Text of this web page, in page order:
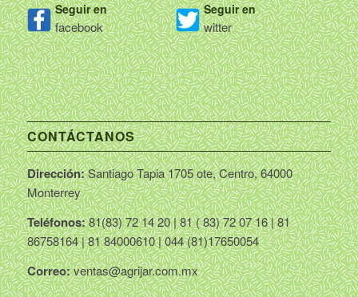
Seguir en
facebook
Seguir en
witter
CONTÁCTANOS
Dirección:Santiago Tapia 1705 ote, Centro, 64000
Monterrey
Teléfonos:81(83) 72 14 20 | 81 ( 83) 72 07 16 | 81
86758164 | 81 84000610 | 044 (81)17650054
Correo: ventas@agrijar.com.mx